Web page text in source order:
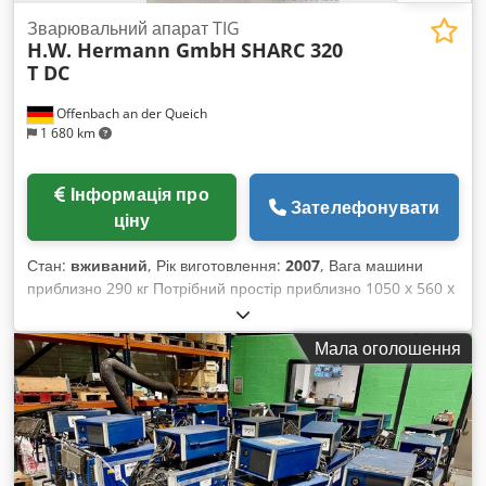
Offenbach an der Queich
1 680 km
Зварювальний апарат TIG
H.W. Hermann GmbH SHARC 320
T DC
ціну
Зателефонувати
Стан: вживаний, Рік виготовлення: 2007, Вага машини
приблизно 290 кг Потрібний простір приблизно 1050 x 560 x
840 мм Джерело живлення SHARC T — це зварювальний
апарат для аргонодугового (WIG/TIG) зварювання постійним
струмом (DC-версія), а також для зварювання змінним і
постійним струмом (AC/DC-версія) на основі інноваційної
технології формування зварювальної дуги, розробленої
компанією Hermann GmbH. Dedpfx Ajwf Rgrjl Aokr У
використанні технологія SHARC забезпечує вищу швидкість
зварювання при одночасному підвищенні якості шва та
Мала оголошення